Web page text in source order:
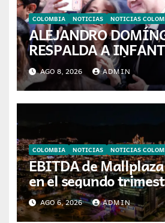
COLOMBIA NOTICIAS NOTICIAS
ALEJANDRO
RESPALDA A
CALI: «ES EL LÍDER
TRANSFORMACIÓN
FÚTBOL»
AGO 8, 2026 ADMIN
COLOMBIA NOTICIAS NOTICIAS
EBITDA de
en el segundo
avanza en su plan
en Colombia
AGO 6, 2026 ADMIN